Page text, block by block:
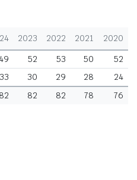
2023 2022 2021
2020
52 53 50
52
33 30 29 28
24
82 82 82 78 76